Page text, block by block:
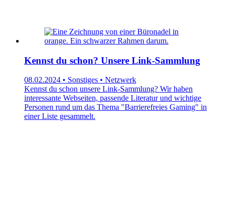
Kennst du schon? Unsere Link-Sammlung
08.02.2024 • Sonstiges • Netzwerk
Kennst du schon unsere Link-Sammlung? Wir haben
interessante Webseiten, passende Literatur und wichtige
Personen rund um das Thema "Barrierefreies Gaming" in
einer Liste gesammelt.